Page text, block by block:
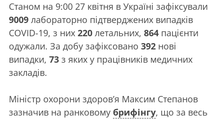
Станом на 9:00 27 квітня в Україні зафіксували
9009 лабораторно підтверджених випадків
COVID-19, з них 220 летальних, 864 пацієнти
одужали. За добу зафіксовано 392 нові
випадки, 73 з яких у працівників медичних
закладів.
Міністр охорони здоров’я Максим Степанов
зазначив на ранковому брифінгу, що за весь